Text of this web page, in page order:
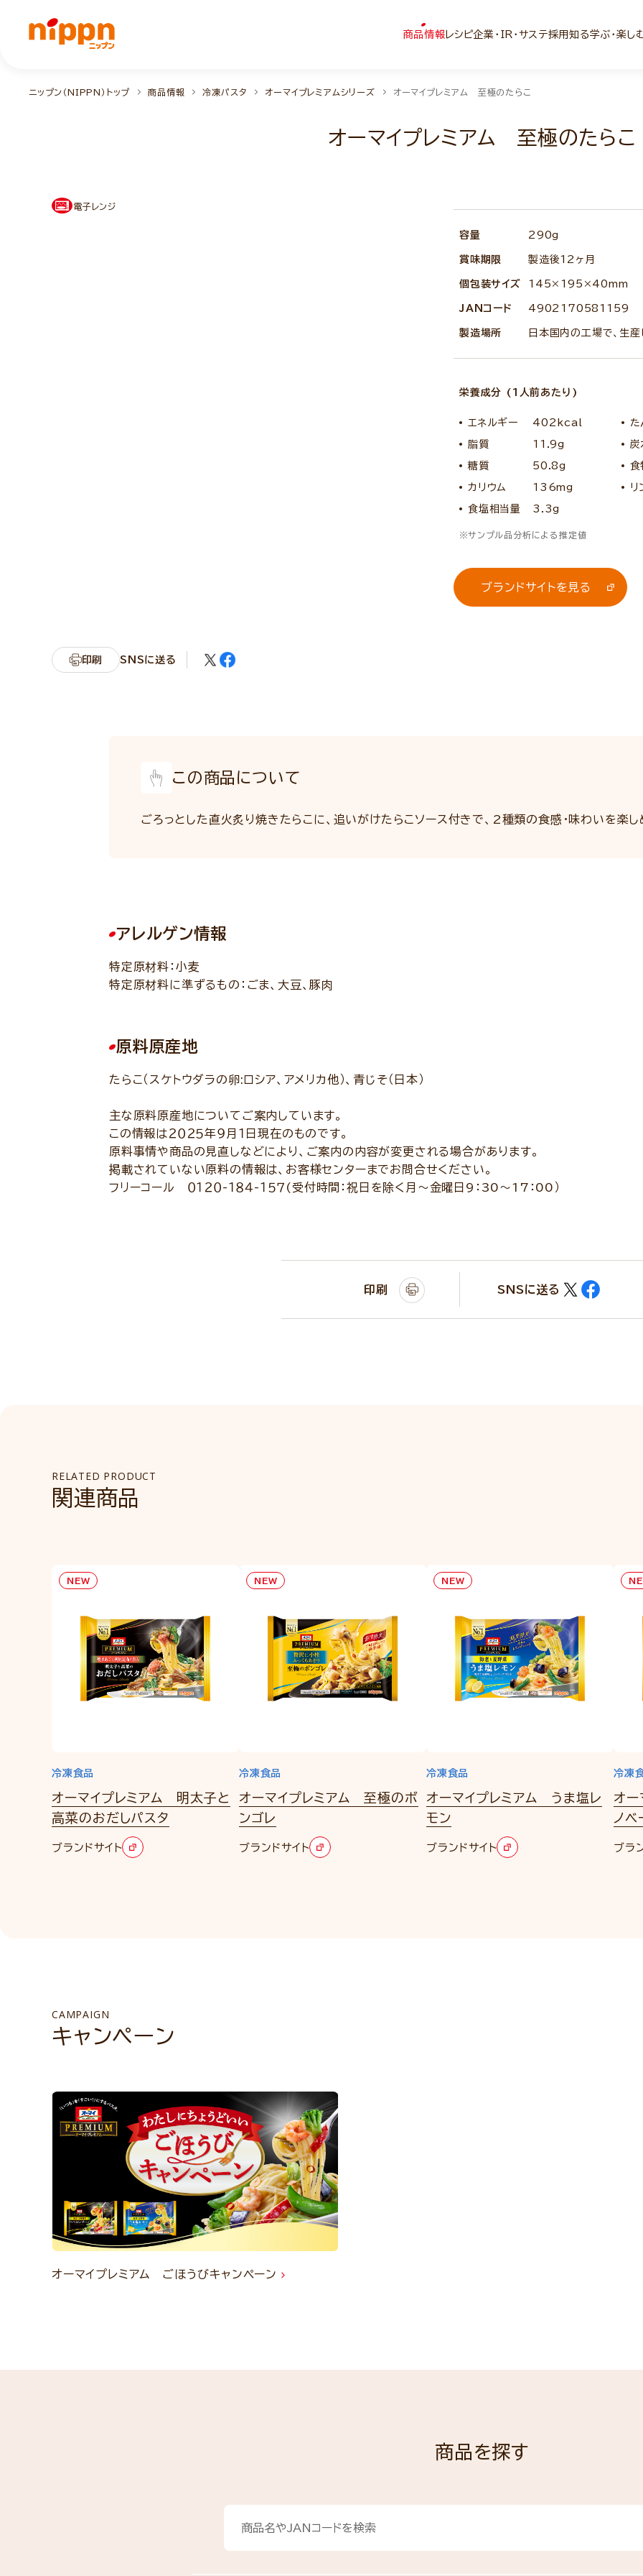
商品情報 レシピ企業・IR・サステ採用知る学ぶ・楽し
ニップン（NIPPN）トップ 商品情報 冷凍パスタ オーマイプレミアムシリーズ オーマイプレミアム 至極のたらこ
オーマイプレミアム 至極のたらこ
電子レンジ
容量 290g
賞味期限 製造後12ヶ月
個包装サイズ 145×195×40mm
JANコード 4902170581159
製造場所 日本国内の工場で、生
栄養成分 (1人前あたり)
エネルギー 402kcal た
脂質 11.9g 炭
糖質 50.8g 食
カリウム 136mg リ
食塩相当量 3.3g
サンプル品分析による推定値
ブランドサイトを見る
印刷 SNSに送る
この商品について
ごろっとした直火炙り焼きたらこに、追いがけたらこソース付きで、2種類の食感・味わいを楽
アレルゲン情報
特定原材料：小麦
特定原材料に準ずるもの：ごま、大豆、豚肉
原料原産地
たらこ（スケトウダラの卵:ロシア、アメリカ他）、青じそ（日本）
主な原料原産地についてご案内しています。
この情報は２０２５年９月１日現在のものです。
原料事情や商品の見直しなどにより、ご案内の内容が変更される場合があります。
掲載されていない原料の情報は、お客様センターまでお問合せください。
フリーコール ０１２０-１８４-１５７(受付時間：祝日を除く月～金曜日9：30～17：00）
印刷 SNSに送る
RELATED PRODUCT
関連商品
NEW
冷凍食品
オーマイプレミアム 明太子と
高菜のおだしパスタ
ブランドサイト
NEW
冷凍食品
オーマイプレミアム 至極のボ
ンゴレ
ブランドサイト
NEW
冷凍食品
オーマイプレミアム うま塩レ
モン
ブランドサイト
冷凍
オ
ノベ
ブラ
CAMPAIGN
キャンペーン
オーマイプレミアム ごほうびキャンペーン
商品を探す